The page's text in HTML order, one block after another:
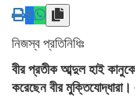
নিজস্ব প্রতিনিধিঃ
বীর প্রতীক আব্দুল হাই কানুকে
করেছেন বীর